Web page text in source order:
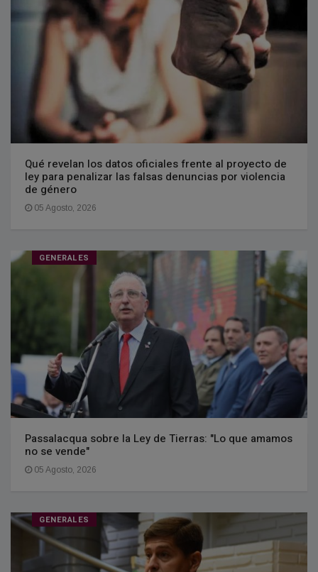
Qué revelan los datos oficiales frente al proyecto de
ley para penalizar las falsas denuncias por violencia
de género
05 Agosto, 2026
GENERALES
Passalacqua sobre la Ley de Tierras: "Lo que amamos
no se vende"
05 Agosto, 2026
GENERALES